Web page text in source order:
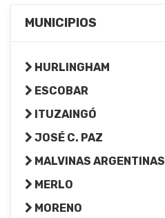
MUNICIPIOS
HURLINGHAM
ESCOBAR
ITUZAINGÓ
JOSÉ C. PAZ
MALVINAS ARGENTINAS
MERLO
MORENO